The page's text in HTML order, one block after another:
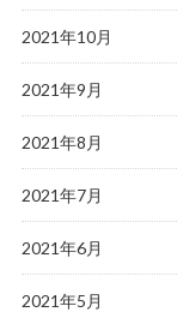
2021年10月
2021年9月
2021年8月
2021年7月
2021年6月
2021年5月